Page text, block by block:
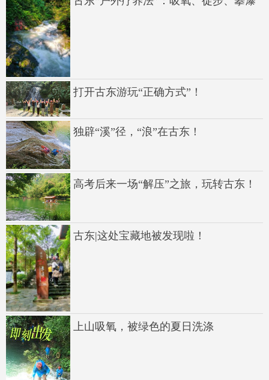
打开古东游玩“正确方式”！
独辟“溪”径，“浪”在古东！
高考后来一场“解压”之旅，玩转古东！
古东|这处宝藏地被发现啦！
上山吸氧，被绿色的夏日洗涤